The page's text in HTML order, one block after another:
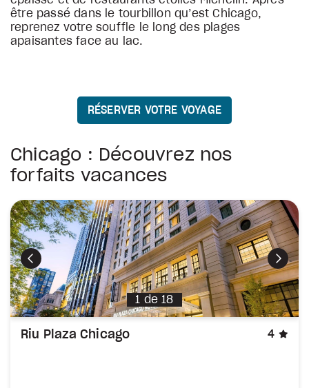
être passé dans le tourbillon qu’est Chicago,
reprenez votre souffle le long des plages
apaisantes face au lac.
RÉSERVER VOTRE VOYAGE
Chicago : Découvrez nos
forfaits vacances
Précédent
1 de 18
Riu Plaza Chicago 4